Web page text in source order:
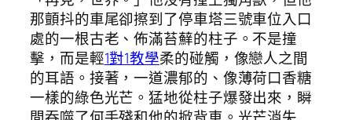
那顫抖的車尾卻擦到了停車塔三號車位入口
處的一根古老、佈滿苔蘚的柱子。不是撞
擊，而是輕1對1教學柔的碰觸，像戀人之間
的耳語。接著，一道濃郁的、像薄荷口香糖
一樣的綠色光芒。猛地從柱子爆發出來，瞬